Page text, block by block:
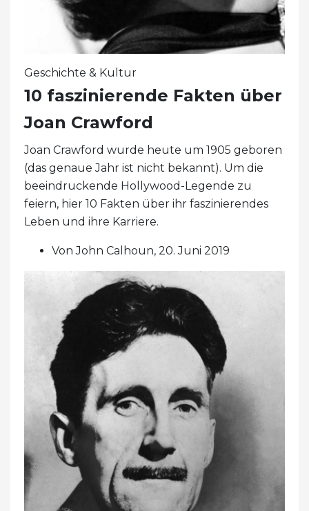
Geschichte & Kultur
10 faszinierende Fakten über
Joan Crawford
Joan Crawford wurde heute um 1905 geboren
(das genaue Jahr ist nicht bekannt). Um die
beeindruckende Hollywood-Legende zu
feiern, hier 10 Fakten über ihr faszinierendes
Leben und ihre Karriere.
Von John Calhoun, 20. Juni 2019